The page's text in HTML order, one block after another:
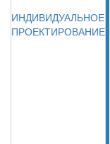
ИНДИВИДУАЛЬНОЕ
ПРОЕКТИРОВАНИЕ